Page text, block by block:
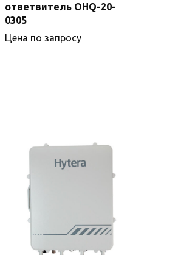
ответвитель OHQ-20-
0305
Цена по запросу